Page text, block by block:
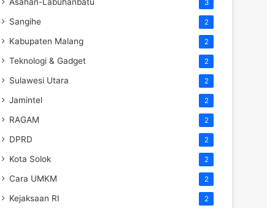
3
Sangihe 2
Kabupaten Malang 2
Teknologi & Gadget 2
Sulawesi Utara 2
Jamintel 2
RAGAM 2
DPRD 2
Kota Solok 2
Cara UMKM 2
Kejaksaan RI 2